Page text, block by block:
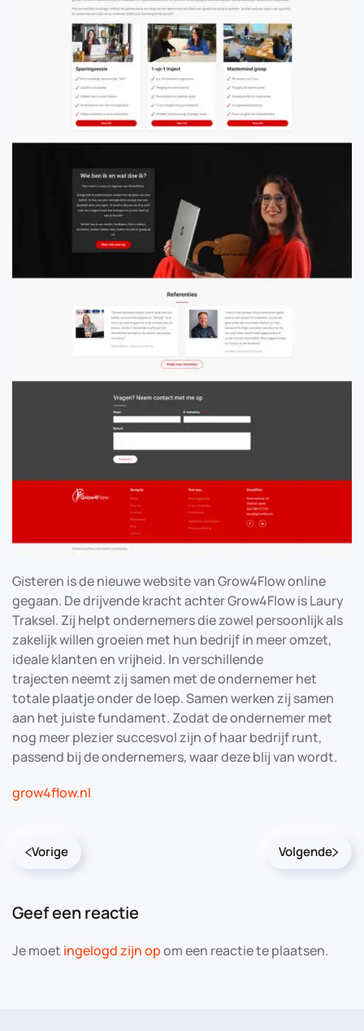
Gisteren is de nieuwe website van Grow4Flow online
gegaan. De drijvende kracht achter Grow4Flow is Laury
Traksel. Zij helpt ondernemers die zowel persoonlijk als
zakelijk willen groeien met hun bedrijf in meer omzet,
ideale klanten en vrijheid. In verschillende
trajecten neemt zij samen met de ondernemer het
totale plaatje onder de loep. Samen werken zij samen
aan het juiste fundament. Zodat de ondernemer met
nog meer plezier succesvol zijn of haar bedrijf runt,
passend bij de ondernemers, waar deze blij van wordt.
grow4flow.nl
Vorige Volgende
Geef een reactie
Je moet ingelogd zijn opom een reactie te plaatsen.